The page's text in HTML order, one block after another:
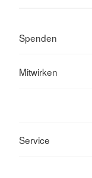
Spenden
Mitwirken
Service